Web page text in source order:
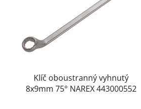
Klíč oboustranný vyhnutý
8x9mm 75° NAREX 443000552